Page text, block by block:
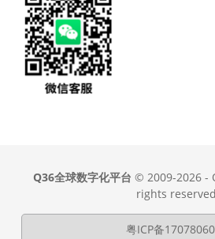
Q36全球数字化平台 © 2009-2026 -
rights reserved
粤ICP备